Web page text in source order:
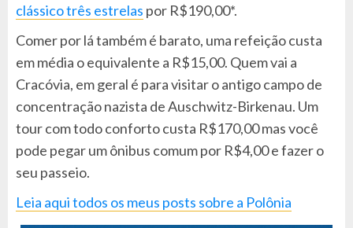
clássico três estrelas por R$190,00*.
Comer por lá também é barato, uma refeição custa
em média o equivalente a R$15,00. Quem vai a
Cracóvia, em geral é para visitar o antigo campo de
concentração nazista de Auschwitz-Birkenau. Um
tour com todo conforto custa R$170,00 mas você
pode pegar um ônibus comum por R$4,00 e fazer o
seu passeio.
Leia aqui todos os meus posts sobre a Polônia